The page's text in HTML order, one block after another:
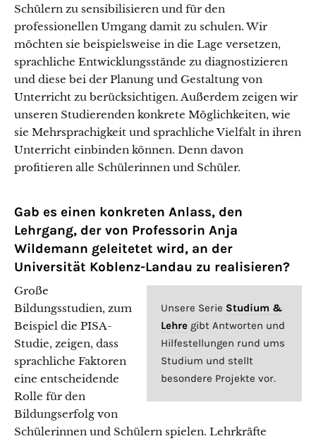
Schülern zu sensibilisieren und für den
professionellen Umgang damit zu schulen. Wir
möchten sie beispielsweise in die Lage versetzen,
sprachliche Entwicklungsstände zu diagnostizieren
und diese bei der Planung und Gestaltung von
Unterricht zu berücksichtigen. Außerdem zeigen wir
unseren Studierenden konkrete Möglichkeiten, wie
sie Mehrsprachigkeit und sprachliche Vielfalt in ihren
Unterricht einbinden können. Denn davon
profitieren alle Schülerinnen und Schüler.
Gab es einen konkreten Anlass, den
Lehrgang, der von Professorin Anja
Wildemann geleitetet wird, an der
Universität Koblenz-Landau zu realisieren?
Unsere Serie Studium &
Lehre gibt Antworten und
Hilfestellungen rund ums
Studium und stellt
besondere Projekte vor.
Große
Bildungsstudien, zum
Beispiel die PISA-
Studie, zeigen, dass
sprachliche Faktoren
eine entscheidende
Rolle für den
Bildungserfolg von
Schülerinnen und Schülern spielen. Lehrkräfte